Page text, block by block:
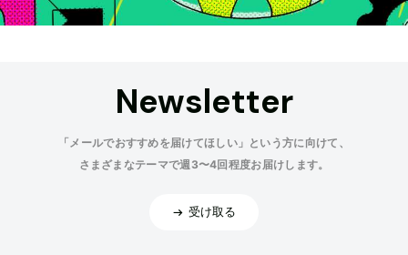
Newsletter
「メールでおすすめを届けてほしい」という方に向けて、
さまざまなテーマで週3〜4回程度お届けします。
受け取る